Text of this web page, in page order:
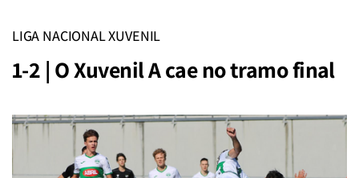
LIGA NACIONAL XUVENIL
1-2 | O Xuvenil A cae no tramo final